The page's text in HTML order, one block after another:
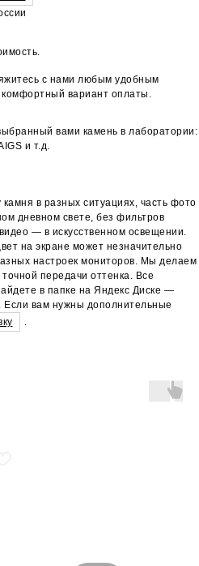
с нами любым удобным
вариант оплаты.
вами камень в лаборатории:
и т.д.
в разных ситуациях, часть фото
дневном свете, без фильтров
— в искусственном освещении.
на экране может незначительно
настроек мониторов. Мы делаем
передачи оттенка. Все
в папке на Яндекс Диске —
Если вам нужны дополнительные